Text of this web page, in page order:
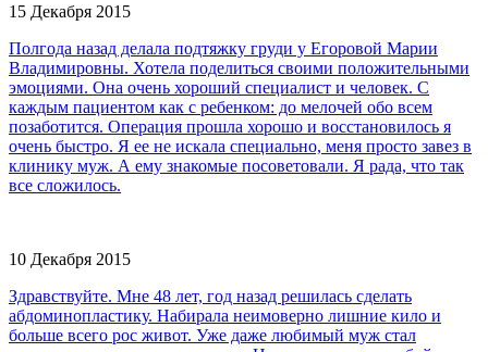
15 Декабря 2015
Полгода назад делала подтяжку груди у Егоровой Марии
Владимировны. Хотела поделиться своими положительными
эмоциями. Она очень хороший специалист и человек. С
каждым пациентом как с ребенком: до мелочей обо всем
позаботится. Операция прошла хорошо и восстановилось я
очень быстро. Я ее не искала специально, меня просто завез в
клинику муж. А ему знакомые посоветовали. Я рада, что так
все сложилось.
10 Декабря 2015
Здравствуйте. Мне 48 лет, год назад решилась сделать
абдоминопластику. Набирала неимоверно лишние кило и
больше всего рос живот. Уже даже любимый муж стал